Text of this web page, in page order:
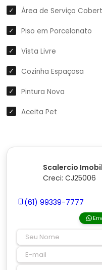
Área de Serviço
Piso em Porcelanato
Vista Livre
Cozinha Espaçosa
Pintura Nova
Aceita Pet
Scalercio
Creci: CJ25006
(61) 99339-7777